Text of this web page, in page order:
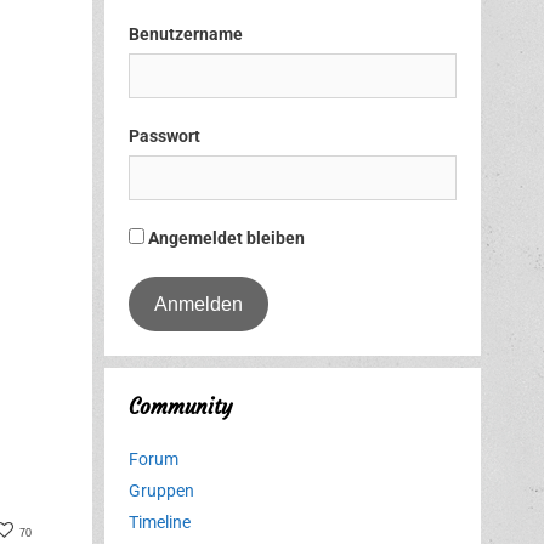
70
Benutzername
Passwort
Angemeldet bleiben
Community
Forum
Gruppen
Timeline